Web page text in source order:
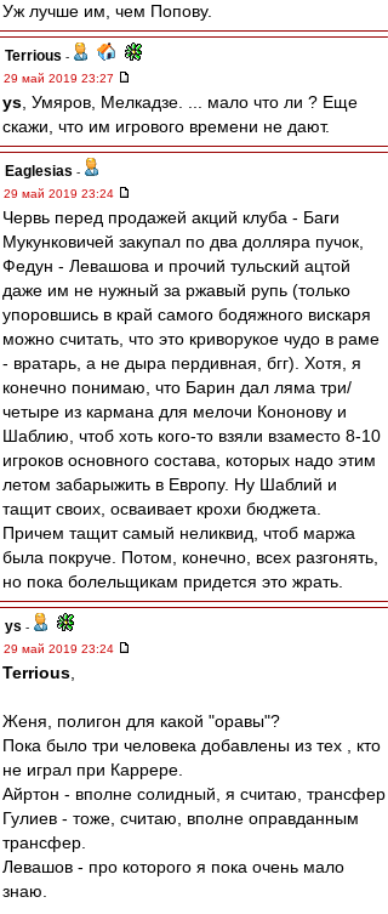
Уж лучше им, чем Попову.
Terrious -
29 май 2019 23:27
ys , Умяров, Мелкадзе. ... мало что ли ? Еще
скажи, что им игрового времени не дают.
Eaglesias -
29 май 2019 23:24
Червь перед продажей акций клуба - Баги
Мукунковичей закупал по два долляра пучок,
Федун - Левашова и прочий тульский ацтой
даже им не нужный за ржавый рупь (только
упоровшись в край самого бодяжного вискаря
можно считать, что это криворукое чудо в раме
- вратарь, а не дыра пердивная, бгг). Хотя, я
конечно понимаю, что Барин дал ляма три/
четыре из кармана для мелочи Кононову и
Шаблию, чтоб хоть кого-то взяли взаместо 8-10
игроков основного состава, которых надо этим
летом забарыжить в Европу. Ну Шаблий и
тащит своих, осваивает крохи бюджета.
Причем тащит самый неликвид, чтоб маржа
была покруче. Потом, конечно, всех разгонять,
но пока болельщикам придется это жрать.
ys -
29 май 2019 23:24
Terrious
Женя, полигон для какой "оравы"?
Пока было три человека добавлены из тех , кто
не играл при Каррере.
Айртон - вполне солидный, я считаю, трансфер
Гулиев - тоже, считаю, вполне оправданным
трансфер.
Левашов - про которого я пока очень мало
знаю.